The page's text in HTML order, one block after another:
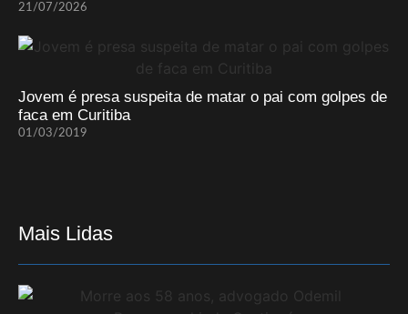
21/07/2026
Jovem é presa suspeita de matar o pai com golpes de
faca em Curitiba
01/03/2019
Mais Lidas